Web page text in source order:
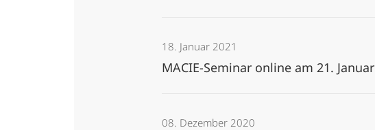
18. Januar 2021
MACIE-Seminar online am 21. Januar
08. Dezember 2020